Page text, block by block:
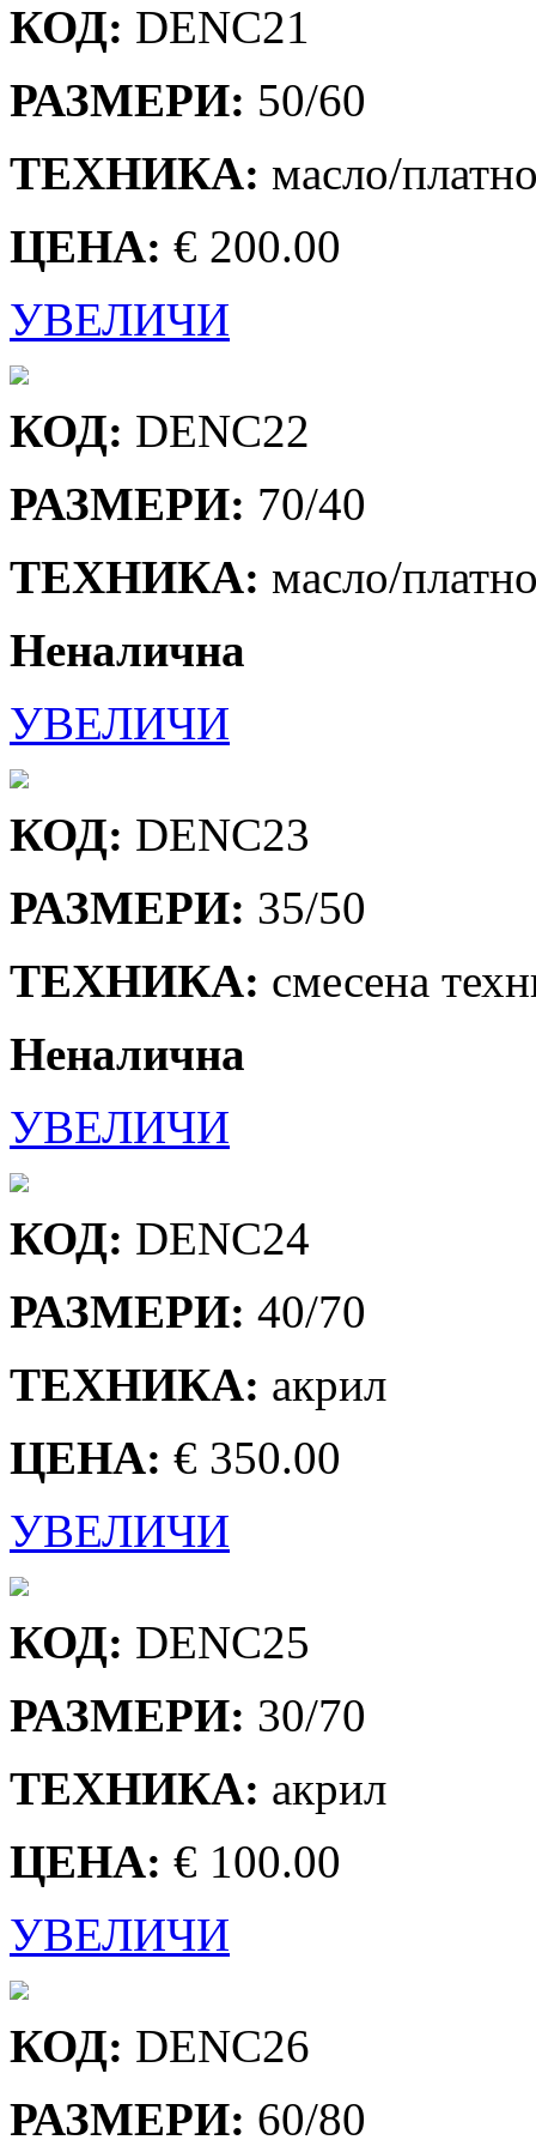
КОД: DENC21
РАЗМЕРИ: 50/60
ТЕХНИКА: масло/
ЦЕНА: € 200.00
УВЕЛИЧИ
КОД: DENC22
РАЗМЕРИ: 70/40
ТЕХНИКА: масло/
Неналична
УВЕЛИЧИ
КОД: DENC23
РАЗМЕРИ: 35/50
ТЕХНИКА: смесена
Неналична
УВЕЛИЧИ
КОД: DENC24
РАЗМЕРИ: 40/70
ТЕХНИКА: акрил
ЦЕНА: € 350.00
УВЕЛИЧИ
КОД: DENC25
РАЗМЕРИ: 30/70
ТЕХНИКА: акрил
ЦЕНА: € 100.00
УВЕЛИЧИ
КОД: DENC26
РАЗМЕРИ: 60/80